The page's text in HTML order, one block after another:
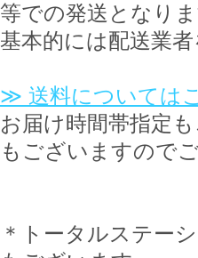
等での発送となり
基本的には配送業
≫ 送料については
お届け時間帯指定
もございますので
＊トータルステー